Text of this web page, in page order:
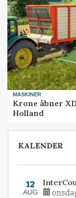
MASKINER
Krone åbner
Holland
KALENDER
12
AUG